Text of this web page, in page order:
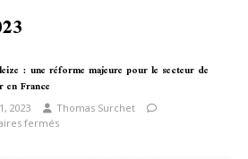
: une réforme majeure pour le secteur de
en France
2023
Thomas Surchet
fermés